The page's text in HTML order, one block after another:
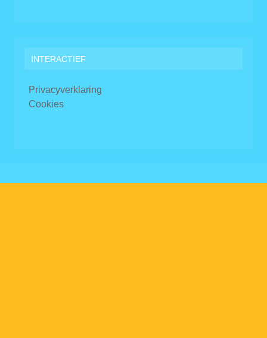
INTERACTIEF
Privacyverklaring
Cookies